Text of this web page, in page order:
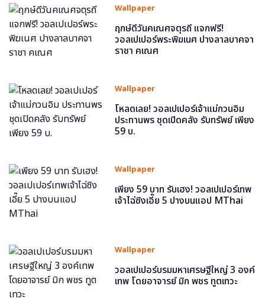
Wallpaper
ฤกษ์ดีวันคเณศจตุรถี แจกฟรี!
วอลเปเปอร์พระพิฆเนศ ปางลาลบาคจา
ราชา คเณศ
Wallpaper
โหลดเลย! วอลเปเปอร์เจ้าแม่กวนอิม
ประทานพร ชุดเปิดคลัง รับทรัพย์ เพียง
59 บ.
Wallpaper
เพียง 59 บาท รับเฮง! วอลเปเปอร์เทพ
เจ้าไฉ่ซิงเอี๊ย 5 ปางบนแอป MThai
Wallpaper
วอลเปเปอร์บรมมหาเศรษฐีใหญ่ 3 องค์
เทพ โดยอาจารย์ มิก พชร ทูตเทวะ